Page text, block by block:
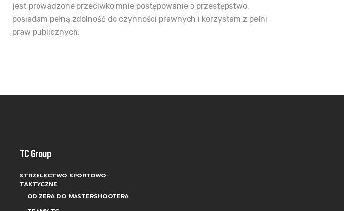
jest prowadzone przeciwko mnie postępowanie o przestępstwo,
posiadam pełną zdolność do czynności prawnych i korzystam z pełni
praw publicznych.
TC Group
STRZELECTWO SPORTOWO-
TAKTYCZNE
OD ZERA DO MASTERSHOOTERA